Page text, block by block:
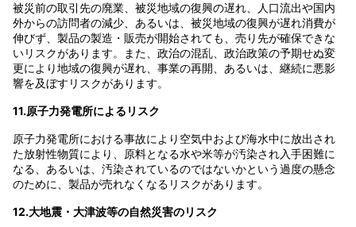
被災前の取引先の廃業、被災地域の復興の遅れ、人口流出や国内
外からの訪問者の減少、あるいは、被災地域の復興が遅れ消費が
伸びず、製品の製造・販売が開始されても、売り先が確保できな
いリスクがあります。また、政治の混乱、政治政策の予期せぬ変
更により地域の復興が遅れ、事業の再開、あるいは、継続に悪影
響を及ぼすリスクがあります。
11.原子力発電所によるリスク
原子力発電所における事故により空気中および海水中に放出され
た放射性物質により、原料となる水や米等が汚染され入手困難に
なる、あるいは、汚染されているのではないかという過度の懸念
のために、製品が売れなくなるリスクがあります。
12.大地震・大津波等の自然災害のリスク